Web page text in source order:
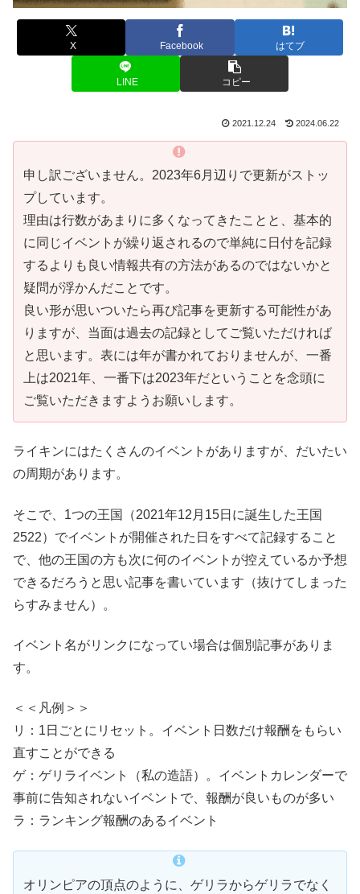
X Facebook はてブ
LINE コピー
2021.12.24 2024.06.22
申し訳ございません。2023年6月辺りで更新がストッ
プしています。
理由は行数があまりに多くなってきたことと、基本的
に同じイベントが繰り返されるので単純に日付を記録
するよりも良い情報共有の方法があるのではないかと
疑問が浮かんだことです。
良い形が思いついたら再び記事を更新する可能性があ
りますが、当面は過去の記録としてご覧いただければ
と思います。表には年が書かれておりませんが、一番
上は2021年、一番下は2023年だということを念頭に
ご覧いただきますようお願いします。
ライキンにはたくさんのイベントがありますが、だいたい
の周期があります。
そこで、1つの王国（2021年12月15日に誕生した王国
2522）でイベントが開催された日をすべて記録すること
で、他の王国の方も次に何のイベントが控えているか予想
できるだろうと思い記事を書いています（抜けてしまった
らすみません）。
イベント名がリンクになってい場合は個別記事がありま
す。
＜＜凡例＞＞
リ：1日ごとにリセット。イベント日数だけ報酬をもらい
直すことができる
ゲ：ゲリライベント（私の造語）。イベントカレンダーで
事前に告知されないイベントで、報酬が良いものが多い
ラ：ランキング報酬のあるイベント
オリンピアの頂点のように、ゲリラからゲリラでなく